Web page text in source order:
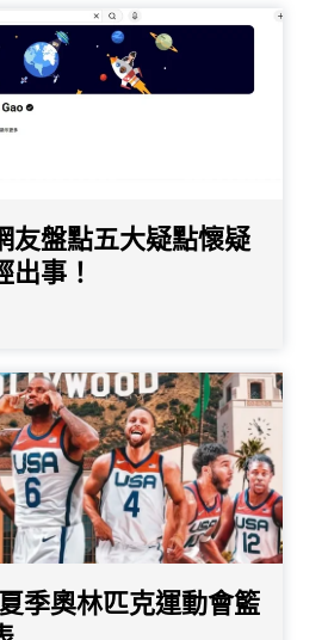
友盤點五大疑點懷疑
出事！
季奧林匹克運動會籃